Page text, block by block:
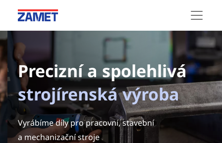
Precizní a spolehlivá
strojírenská výroba
Vyrábíme díly pro pracovní, stavební
a mechanizační stroje